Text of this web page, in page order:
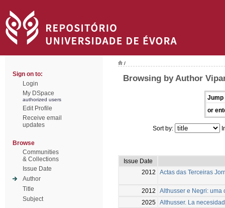
Sign on to:
Login
My DSpace
authorized users
Edit Profile
Receive email
updates
Browse
Communities
& Collections
Issue Date
Author
Title
Subject
/
Browsing by Author
Jump
or
Sort by:
Issue Date
2012
Actas das Terceiras
2012
Althusser e Negri: uma
2025 Althusser. La